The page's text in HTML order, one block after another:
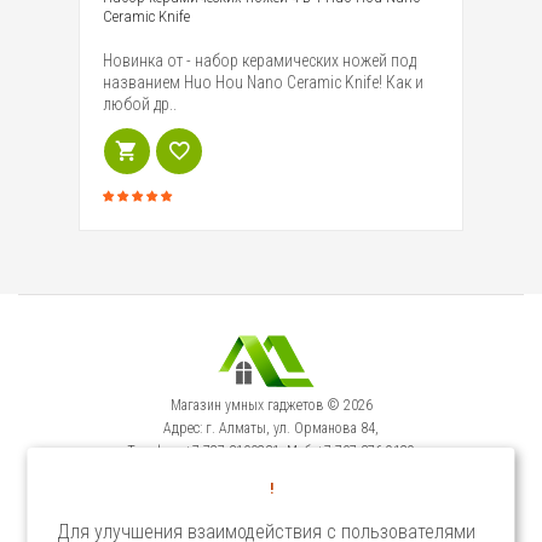
Ceramic Knife
Новинка от - набор керамических ножей под
названием Huo Hou Nano Ceramic Knife! Как и
любой др..
Магазин умных гаджетов © 2026
Адрес: г. Алматы, ул. Орманова 84,
Телефон: +7-727-3100231, Моб: +7-707-376-9129
Сервисный Центр: г. Алматы, ул. Орманова 84.
!
Для улучшения взаимодействия с пользователями